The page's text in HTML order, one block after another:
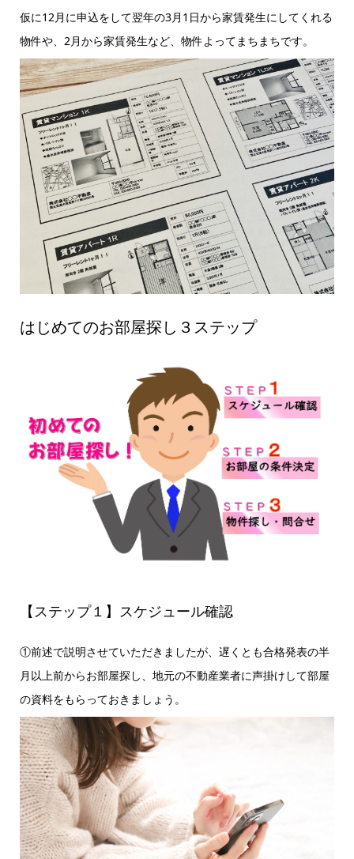
仮に12月に申込をして翌年の3月1日から家賃発生にしてくれる
物件や、2月から家賃発生など、物件よってまちまちです。
はじめてのお部屋探し３ステップ
【ステップ１】スケジュール確認
①前述で説明させていただきましたが、遅くとも合格発表の半
月以上前からお部屋探し、地元の不動産業者に声掛けして部屋
の資料をもらっておきましょう。